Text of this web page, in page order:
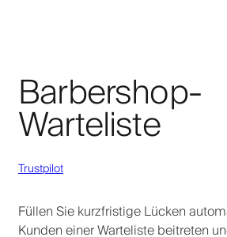
Barbershop-
Warteliste
Trustpilot
Füllen Sie kurzfristige Lücken
Kunden einer Warteliste beitreten